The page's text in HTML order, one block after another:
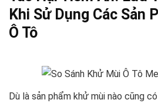
Khi Sử Dụng Các Sản
Ô Tô
Dù là sản phẩm khử mùi nào cũng